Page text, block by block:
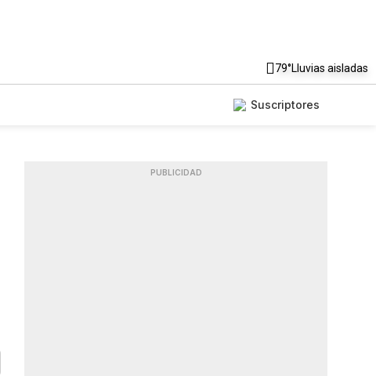
79°Lluvias aisladas
Suscriptores
PUBLICIDAD